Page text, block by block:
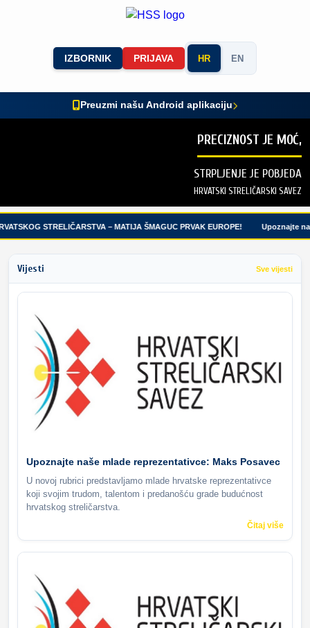
IZBORNIK PRIJAVA HR EN
Preuzmi našu Android aplikaciju
PRECIZNOST JE MOĆ,
STRPLJENJE JE POBJEDA
HRVATSKI STRELIČARSKI SAVEZ
STRELIČARSTVA – MATIJA ŠMAGUC PRVAK EUROPE! Upoznajte
Vijesti Sve vijesti
Upoznajte naše mlade reprezentativce: Maks Posavec
U novoj rubrici predstavljamo mlade hrvatske reprezentativce
koji svojim trudom, talentom i predanošću grade budućnost
hrvatskog streličarstva.
Čitaj više